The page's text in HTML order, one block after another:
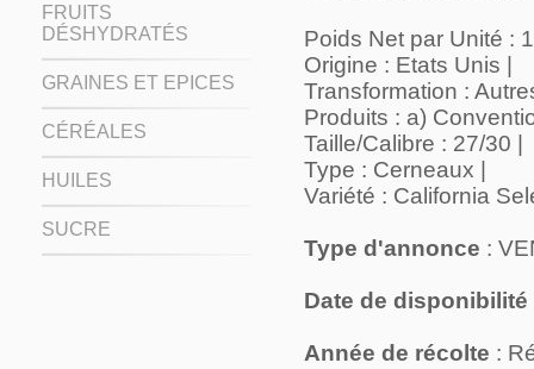
FRUITS
DÉSHYDRATÉS
GRAINES ET EPICES
CÉRÉALES
HUILES
SUCRE
Poids Net par Unité :
Origine : Etats Unis |
Transformation :
Produits : a)
Taille/Calibre : 27/30 |
Type : Cerneaux |
Variété : California
Type d'annonce :
Date de disponibilité
Année de récolte :